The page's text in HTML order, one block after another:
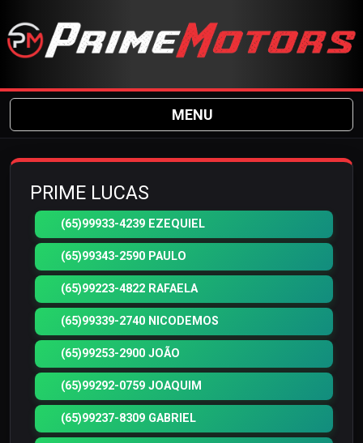
MENU
PRIME LUCAS
(65)99933-4239 EZEQUIEL
(65)99343-2590 PAULO
(65)99223-4822 RAFAELA
(65)99339-2740 NICODEMOS
(65)99253-2900 JOÃO
(65)99292-0759 JOAQUIM
(65)99237-8309 GABRIEL